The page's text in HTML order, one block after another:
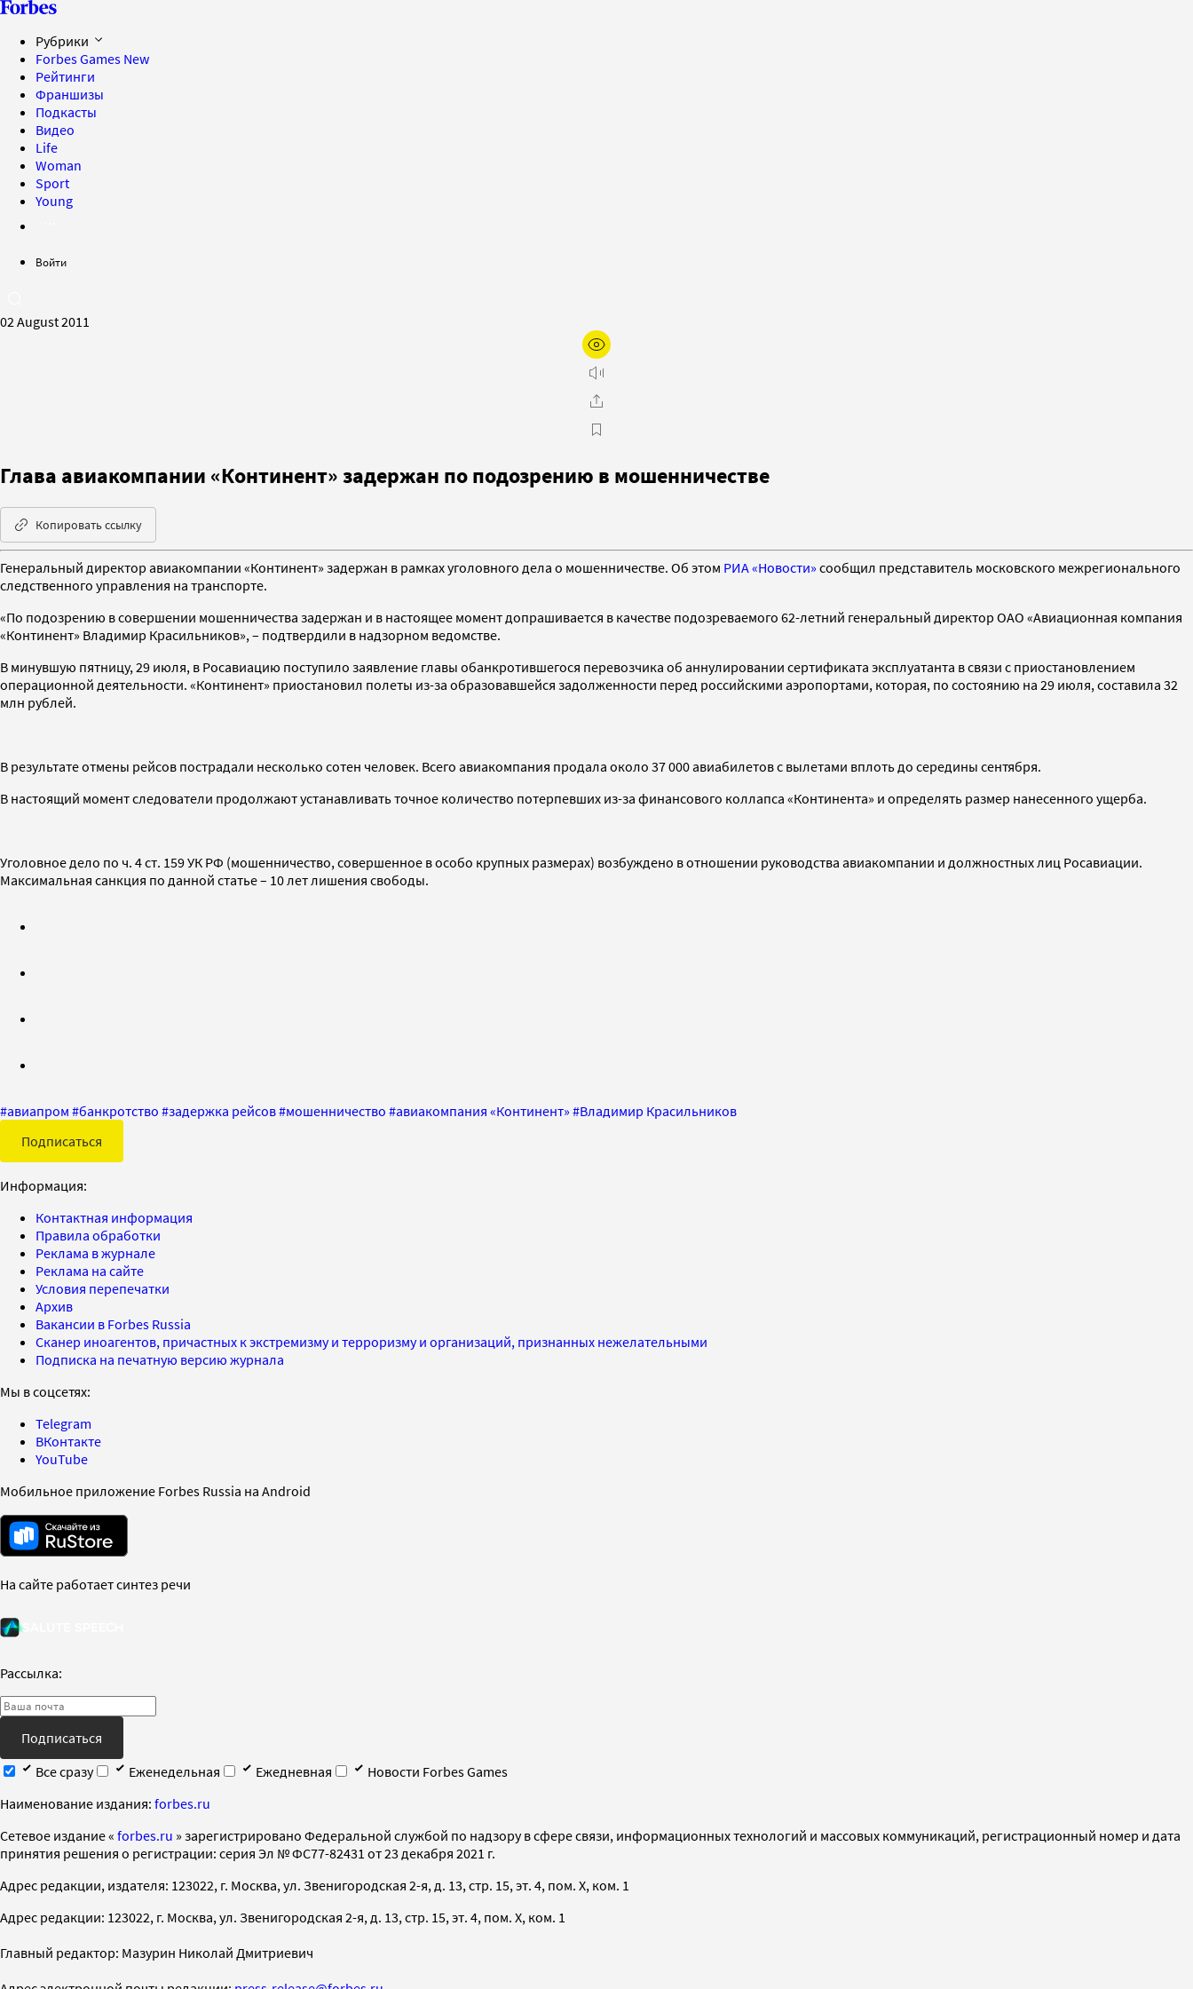
Рубрики
Forbes Games New
Рейтинги
Франшизы
Подкасты
Видео
Life
Woman
Sport
Young
Войти
02 August 2011
Глава авиакомпании «Континент» задержан по подозрению в мошенничестве
Копировать ссылку
Генеральный директор авиакомпании «Континент» задержан в рамках уголовного дела о мошенничестве. Об этом РИА «Новости» сообщил представитель московского межрегионального
следственного управления на транспорте.
«По подозрению в совершении мошенничества задержан и в настоящее момент допрашивается в качестве подозреваемого 62-летний генеральный директор ОАО «Авиационная компания
«Континент» Владимир Красильников», – подтвердили в надзорном ведомстве.
В минувшую пятницу, 29 июля, в Росавиацию поступило заявление главы обанкротившегося перевозчика об аннулировании сертификата эксплуатанта в связи с приостановлением
операционной деятельности. «Континент» приостановил полеты из-за образовавшейся задолженности перед российскими аэропортами, которая, по состоянию на 29 июля, составила 32
млн рублей.
В результате отмены рейсов пострадали несколько сотен человек. Всего авиакомпания продала около 37 000 авиабилетов с вылетами вплоть до середины сентября.
В настоящий момент следователи продолжают устанавливать точное количество потерпевших из-за финансового коллапса «Континента» и определять размер нанесенного ущерба.
Уголовное дело по ч. 4 ст. 159 УК РФ (мошенничество, совершенное в особо крупных размерах) возбуждено в отношении руководства авиакомпании и должностных лиц Росавиации.
Максимальная санкция по данной статье – 10 лет лишения свободы.
#авиапром #банкротство #задержка рейсов#мошенничество #авиакомпания «Континент» #Владимир Красильников
Подписаться
Информация:
Контактная информация
Правила обработки
Реклама в журнале
Реклама на сайте
Условия перепечатки
Архив
Вакансии в Forbes Russia
Сканер иноагентов, причастных к экстремизму и терроризму и организаций, признанных нежелательными
Подписка на печатную версию журнала
Мы в соцсетях:
Telegram
ВКонтакте
YouTube
Мобильное приложение Forbes Russia на Android
На сайте работает синтез речи
Рассылка:
Подписаться
Все сразу
Еженедельная Ежедневная
Новости Forbes Games
Наименование издания: forbes.ru
Cетевое издание « forbes.ru » зарегистрировано Федеральной службой по надзору в сфере связи, информационных технологий и массовых коммуникаций, регистрационный номер и дата
принятия решения о регистрации: серия Эл № ФС77-82431 от 23 декабря 2021 г.
Адрес редакции, издателя: 123022, г. Москва, ул. Звенигородская 2-я, д. 13, стр. 15, эт. 4, пом. X, ком. 1
Адрес редакции: 123022, г. Москва, ул. Звенигородская 2-я, д. 13, стр. 15, эт. 4, пом. X, ком. 1
Главный редактор: Мазурин Николай Дмитриевич